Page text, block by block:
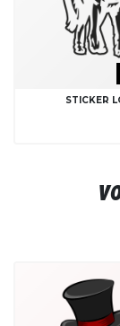
STICKER